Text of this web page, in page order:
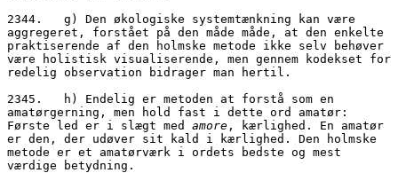
2344.   g) Den økologiske systemtænkning kan være
aggregeret, forstået på den måde måde, at den enkelte
praktiserende af den holmske metode ikke selv behøver
være holistisk visualiserende, men gennem kodekset for
redelig observation bidrager man hertil.
2345.   h) Endelig er metoden at forstå som en
amatørgerning, men hold fast i dette ord amatør:
Første led er i slægt med amore , kærlighed. En amatør
er den, der udøver sit kald i kærlighed. Den holmske
metode er et amatørværk i ordets bedste og mest
værdige betydning.